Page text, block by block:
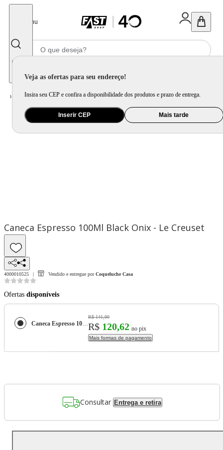
Menu
Veja as ofertas para seu endereço!
Insira seu CEP e confira a disponibilidade dos produtos e prazo de entrega.
Inserir CEP Mais tarde
Home Utilidade Doméstica Mesa / Jogo de Xícara e Xícara Avulsa
Caneca Espresso 100Ml Black Onix - Le Creuset
4000010525 Vendido e entregue por Coqueluche Casa
Ofertas disponíveis
Caneca Espresso 100Ml Black Onix - Le Creuset
R$ 141,90
R$ 120,62 no pix
Mais formas de pagamento
Consultar Entrega e retira